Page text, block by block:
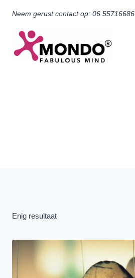
inhoud
Neem gerust contact op: 06 55716686
Enig resultaat